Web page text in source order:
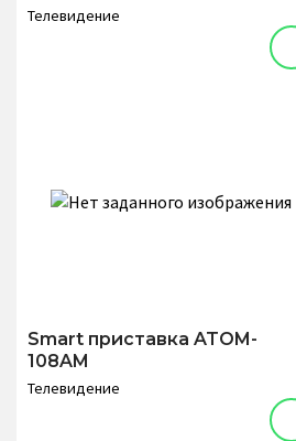
Телевидение
Smart приставка ATOM-
108AM
Телевидение